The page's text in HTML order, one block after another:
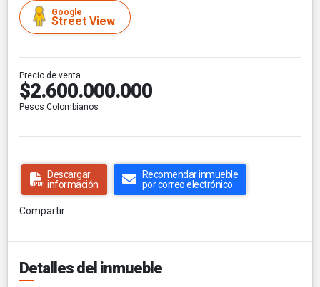
Google
Street View
Precio de venta
$2.600.000.000
Pesos Colombianos
Descargar
información
Recomendar inmueble
por correo electrónico
Compartir
Detalles del inmueble